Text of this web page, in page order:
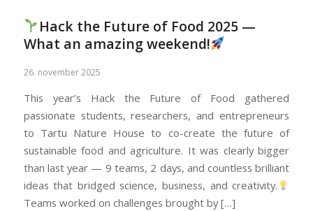
Hack the Future of Food 2025 —
What an amazing weekend!
26. november 2025
This year’s Hack the Future of Food gathered
passionate students, researchers, and entrepreneurs
to Tartu Nature House to co-create the future of
sustainable food and agriculture. It was clearly bigger
than last year — 9 teams, 2 days, and countless brilliant
ideas that bridged science, business, and creativity.
Teams worked on challenges brought by […]